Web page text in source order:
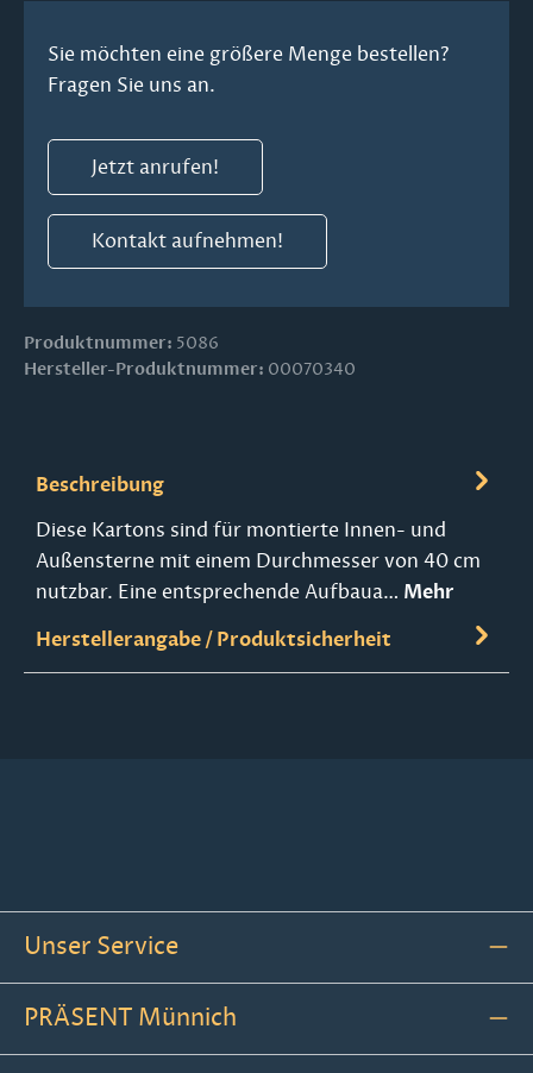
Sie möchten eine größere Menge bestellen?
Fragen Sie uns an.
Jetzt anrufen!
Kontakt aufnehmen!
Produktnummer: 5086
Hersteller-Produktnummer: 00070340
Beschreibung
Diese Kartons sind für montierte Innen- und
Außensterne mit einem Durchmesser von 40 cm
nutzbar. Eine entsprechende Aufbaua… Mehr
Herstellerangabe / Produktsicherheit
Unser Service
PRÄSENT Münnich